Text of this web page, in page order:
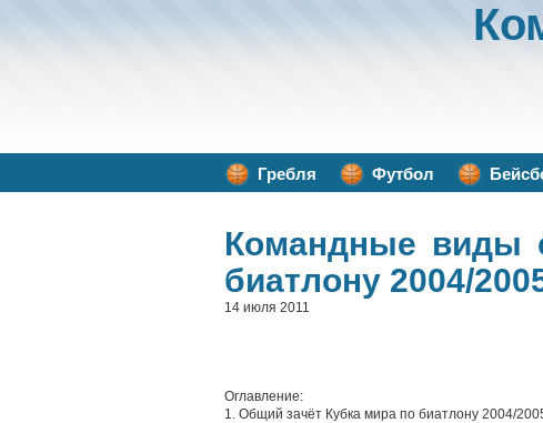
Гребля Футбол
Командные виды
биатлону 2004/
14 июля 2011
Оглавление:
1. Общий зачёт Кубка мира по биатлону 2004/